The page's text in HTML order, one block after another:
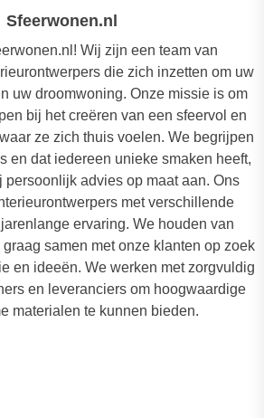
Sfeerwonen.nl
Wij zijn een team van
die zich inzetten om uw
uw droomwoning. Onze missie is om
bij het creëren van een sfeervol en
ze zich thuis voelen. We begrijpen
en dat iedereen unieke smaken heeft,
persoonlijk advies op maat aan. Ons
met verschillende
ervaring. We houden van
samen met onze klanten op zoek
en ideeën. We werken met zorgvuldig
en leveranciers om hoogwaardige
materialen te kunnen bieden.